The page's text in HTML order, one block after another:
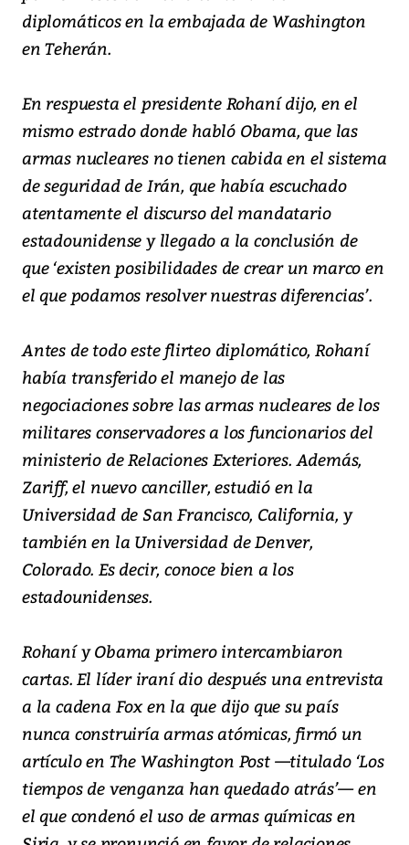
diplomáticos en la embajada de Washington
en Teherán.
En respuesta el presidente Rohaní dijo, en el
mismo estrado donde habló Obama, que las
armas nucleares no tienen cabida en el sistema
de seguridad de Irán, que había escuchado
atentamente el discurso del mandatario
estadounidense y llegado a la conclusión de
que ‘existen posibilidades de crear un marco en
el que podamos resolver nuestras diferencias’.
Antes de todo este flirteo diplomático, Rohaní
había transferido el manejo de las
negociaciones sobre las armas nucleares de los
militares conservadores a los funcionarios del
ministerio de Relaciones Exteriores. Además,
Zariff, el nuevo canciller, estudió en la
Universidad de San Francisco, California, y
también en la Universidad de Denver,
Colorado. Es decir, conoce bien a los
estadounidenses.
Rohaní y Obama primero intercambiaron
cartas. El líder iraní dio después una entrevista
a la cadena Fox en la que dijo que su país
nunca construiría armas atómicas, firmó un
artículo en The Washington Post —titulado ‘Los
tiempos de venganza han quedado atrás’— en
el que condenó el uso de armas químicas en